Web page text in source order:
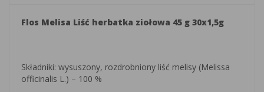
Flos Melisa Liść herbatka ziołowa 45 g 30x1,5g
Składniki: wysuszony, rozdrobniony liść melisy (Melissa
officinalis L.) – 100 %